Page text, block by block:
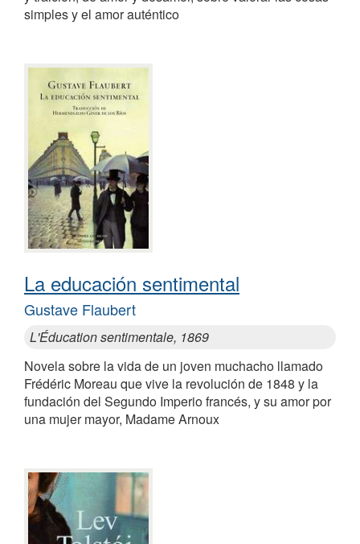
simples y el amor auténtico
La educación sentimental
Gustave Flaubert
L'Éducation sentimentale, 1869
Novela sobre la vida de un joven muchacho llamado
Frédéric Moreau que vive la revolución de 1848 y la
fundación del Segundo Imperio francés, y su amor por
una mujer mayor, Madame Arnoux